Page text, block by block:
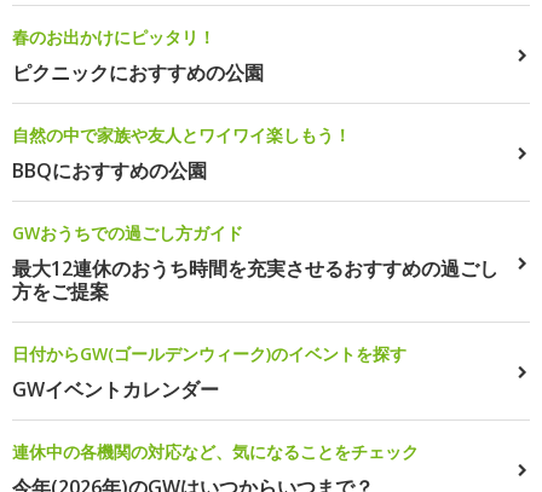
春のお出かけにピッタリ！
ピクニックにおすすめの公園
自然の中で家族や友人とワイワイ楽しもう！
BBQにおすすめの公園
GWおうちでの過ごし方ガイド
最大12連休のおうち時間を充実させるおすすめの過ごし
方をご提案
日付からGW(ゴールデンウィーク)のイベントを探す
GWイベントカレンダー
連休中の各機関の対応など、気になることをチェック